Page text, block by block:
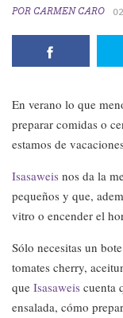
POR CARMEN CARO
En verano lo que
preparar comidas o
estamos de
Isasaweis nos da la
pequeños y que,
vitro o encender el
Sólo necesitas un
tomates cherry,
que Isasaweis cuenta
ensalada, cómo